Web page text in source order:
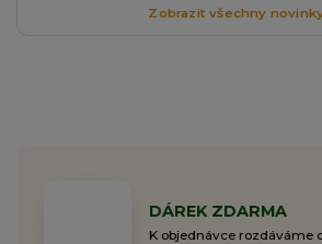
Zobrazit všechny
DÁREK ZDARMA
K objednávce rozdáváme